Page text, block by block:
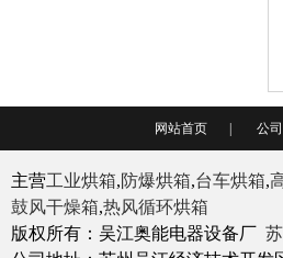
网站首页 公
主营工业烘箱,防爆烘箱,台车烘箱,
鼓风干燥箱,热风循环烘箱
版权所有：吴江奥能电器设备厂